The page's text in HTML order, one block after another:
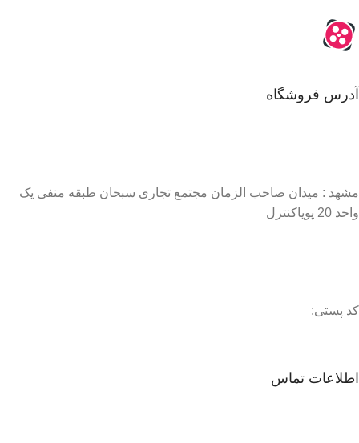
آدرس فروشگاه
مشهد : میدان صاحب الزمان مجتمع تجاری سبحان طبقه منفی یک
واحد 20 پویاکنترل
کد پستی:
اطلاعات تماس